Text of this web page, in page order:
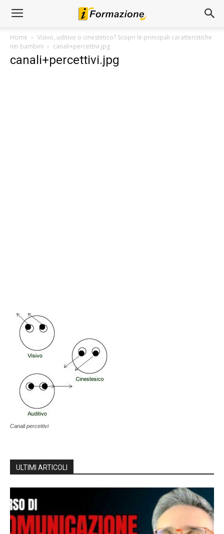
Home
Visivo, uditivo o cinestetico? Scopri le principali caratteristiche
nei bambini
canali+percettivi.jpg
canali+percettivi.jpg
Canali percettivi
ULTIMI ARTICOLI